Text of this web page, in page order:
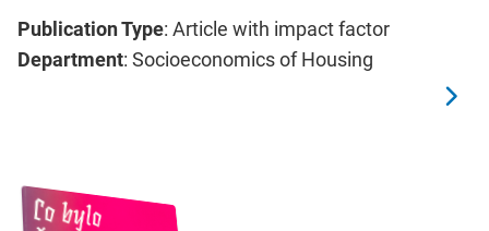
Publication Type: Article with impact factor
Department: Socioeconomics of Housing